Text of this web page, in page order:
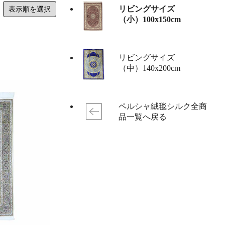
リビングサイズ
（小）100x150cm
リビングサイズ
（中）140x200cm
ペルシャ絨毯シルク全商
品一覧へ戻る